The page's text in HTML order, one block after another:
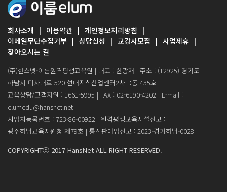
회사소개 이용약관
개인정보처리방침
이메일무단수집거부
상담신청 교강사모집
사업제휴
찾아오시는 길
(주)한스넷-이룸원격평생교육원 | 대표 : 한광재 | 주소 : (12925) 경기도
하남시 미사대로 520 현대지식산업센터2차 D동 435호
교육상담/고객지원 : 1661-5995 | FAX : 02-6190-4202 | E-mail :
elumedu@hansnet.net
사업자등록번호 : 723-86-00922 | 원격평생교육시설신고 :
광주하남교육지원청 제79호 | 통신판매업신고 : 2023-경기하남-0028
COPYRIGHTⓒ 2017 HansNet ALL RIGHT RESERVED.